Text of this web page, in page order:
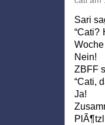
Sari
“Cati?
Nein!
ZBFF
“Cati,
Ja!